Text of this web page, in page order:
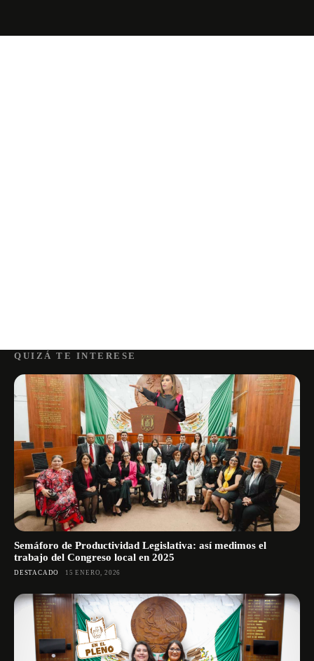
QUIZÁ TE INTERESE
Semáforo de Productividad Legislativa: así medimos el
trabajo del Congreso local en 2025
DESTACADO 15 ENERO, 2026